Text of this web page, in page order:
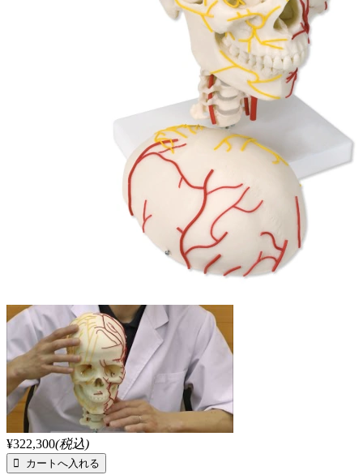
¥322,300(税込)